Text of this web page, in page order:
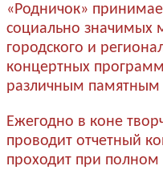
«Родничок»
социально значимых
городского и
концертных
различным памятным
Ежегодно в коне
проводит отчетный
проходит при полном